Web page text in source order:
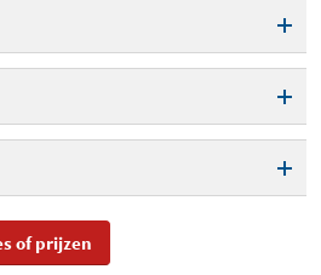
0,5 mm
Zwart/Blauw
MGK3345
of prijzen